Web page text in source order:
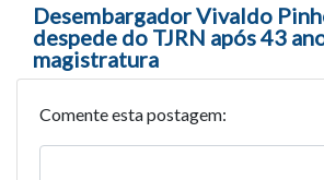
Desembargador Vivaldo
despede do TJRN após 43
magistratura
Comente esta postagem: